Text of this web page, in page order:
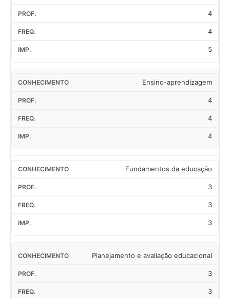
4
4
5
Ensino-aprendizagem
4
4
4
Fundamentos da educação
3
3
3
Planejamento e avaliação educacional
3
3